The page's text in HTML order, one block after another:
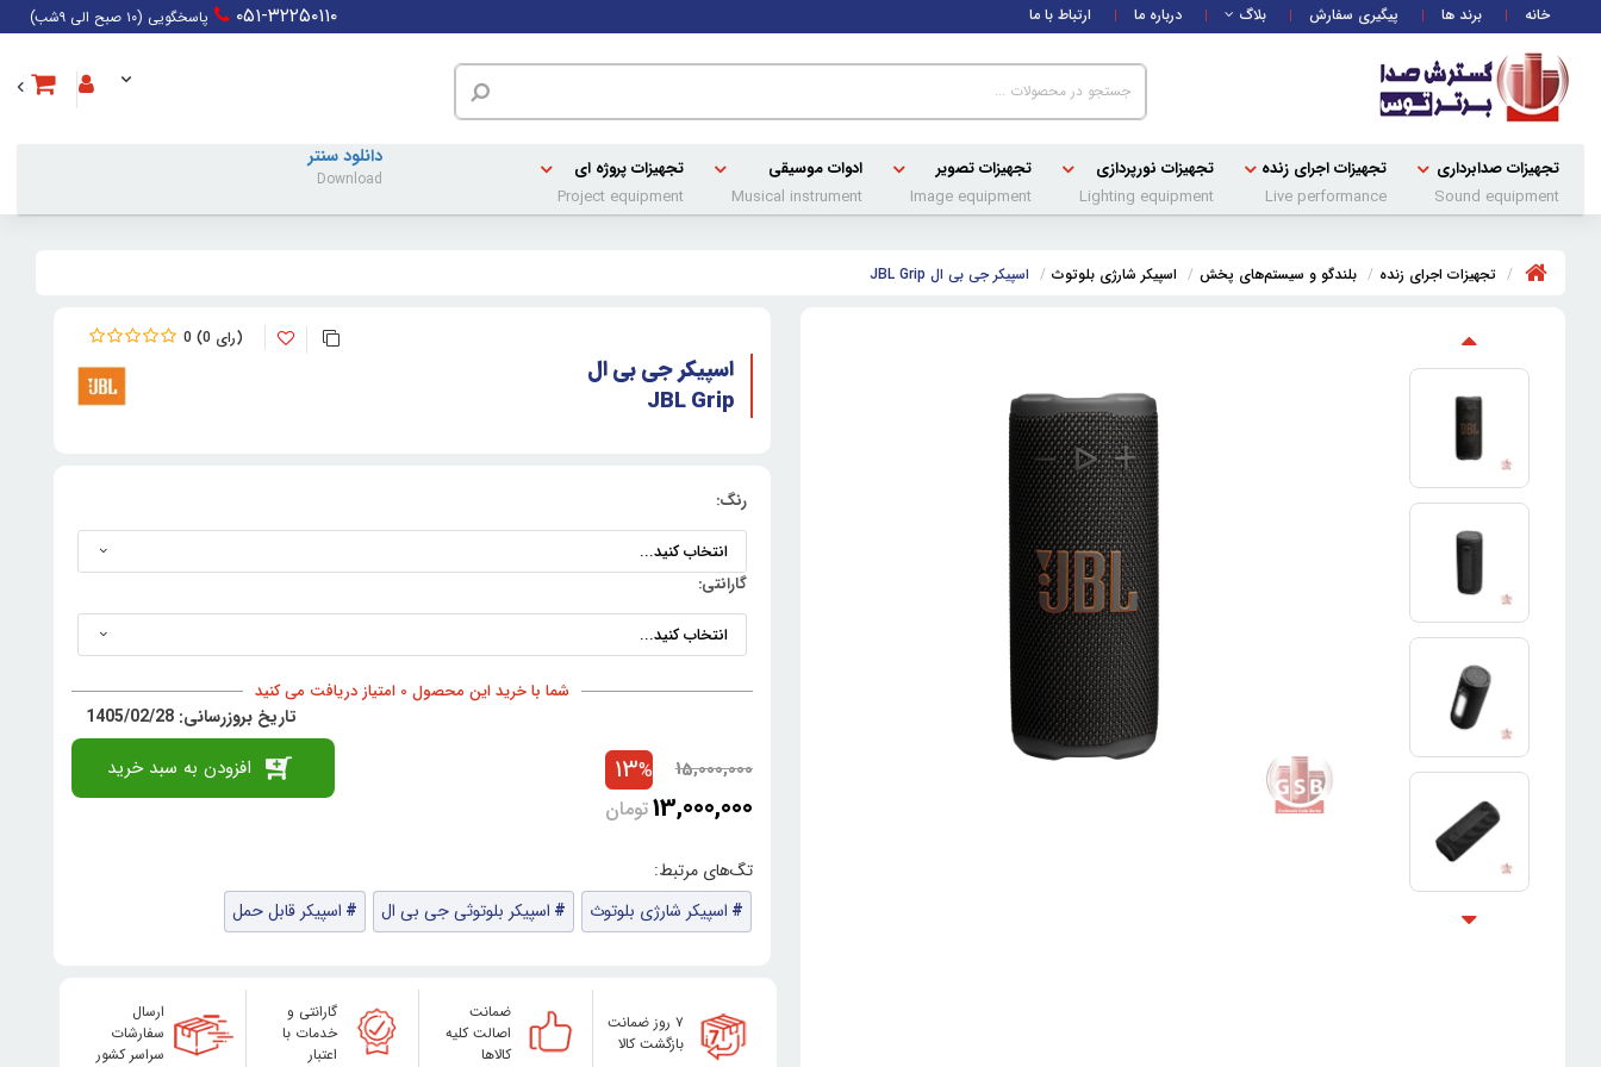
خانه برند ها پیگیری سفارش بلاگ درباره ما ارتباط با ما ۰۵۱-۳۲۲۵۰۱۱۰ پاسخگویی (۱۰ صبح الی ۹شب)
تجهیزات صدابرداری
Sound equipment
تجهیزات اجرای زنده
Live performance
تجهیزات نورپردازی
Lighting equipment
تجهیزات تصویر
Image equipment
ادوات موسیقی
Musical instrument
تجهیزات پروژه ای
Project equipment
دانلود سنتر
Download
تجهیزات اجرای زنده بلندگو و سیستم‌های پخش اسپیکر شارژی بلوتوث اسپیکر جی بی ال JBL Grip
0 0
اسپیکر جی بی ال
JBL Grip
رنگ:
گارانتی:
شما با خرید این محصول 0 امتیاز دریافت می کنید
15,000,000
13,000,000تومان
13% افزودن به سبد خرید
تاریخ بروزرسانی: 1405/02/28
اسپیکر شارژی بلوتوث اسپیکر بلوتوثی جی بی ال اسپیکر قابل حمل
۷ روز ضمانت
بازگشت کالا
ضمانت
اصالت کلیه
کالاها
گارانتی و
خدمات با
اعتبار
ارسال
سفارشات
سراسر کشور